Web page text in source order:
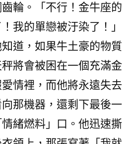
輪。「不行！金牛座的
我的單戀被汙染了！」
道，如果牛土豪的物質
將會被困在一個充滿金
情裡，而他將永遠失去
那機器，還剩下最後一
緒燃料」口。他迅速撕